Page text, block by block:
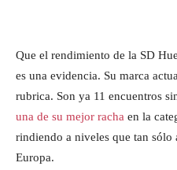
Que el rendimiento de la SD
es una evidencia. Su marca
rubrica. Son ya 11 encuentros
una de su mejor racha en la
rindiendo a niveles que tan sólo
Europa.